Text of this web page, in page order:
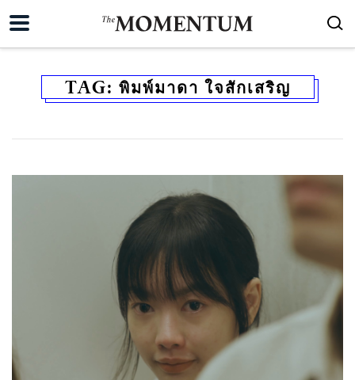
TAG: พิมพ์มาดา ใจสักเสริญ